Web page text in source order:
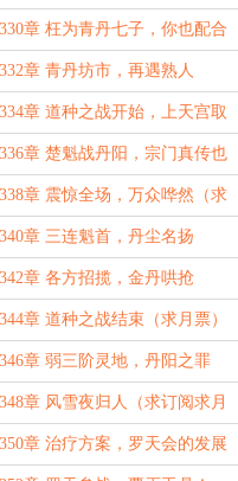
月票）
章 枉为青丹七子，你也配合
子相提并论？（求月票）
章 青丹坊市，再遇熟人
章 道种之战开始，上天宫取
章 楚魁战丹阳，宗门真传也
如此？
章 震惊全场，万众哗然（求
）章 三连魁首，丹尘名扬
章 各方招揽，金丹哄抢
章 道种之战结束（求月票）
章 弱三阶灵地，丹阳之罪
章 风雪夜归人（求订阅求月
章 治疗方案，罗天会的发展